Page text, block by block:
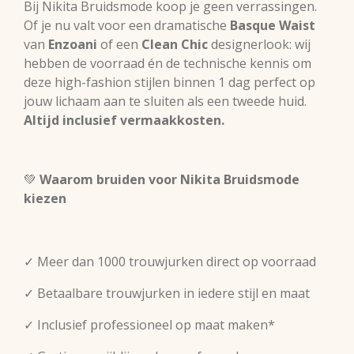
Bij Nikita Bruidsmode koop je geen verrassingen.
Of je nu valt voor een dramatische Basque Waist
van Enzoani of een Clean Chicdesignerlook: wij
hebben de voorraad én de technische kennis om
deze high-fashion stijlen binnen 1 dag perfect op
jouw lichaam aan te sluiten als een tweede huid.
Altijd inclusief vermaakkosten.
💚 Waarom bruiden voor Nikita Bruidsmode
kiezen
✓ Meer dan 1000 trouwjurken direct op voorraad
✓ Betaalbare trouwjurken in iedere stijl en maat
✓ Inclusief professioneel op maat maken*